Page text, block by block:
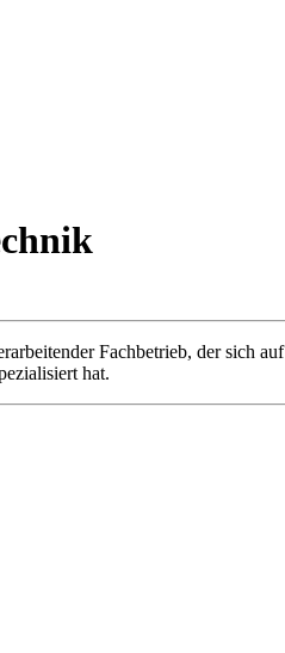
Fachbetrieb, der sich
hat.